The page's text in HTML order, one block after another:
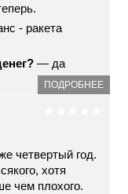
- ракета
— да
ПОДРОБНЕЕ
четвертый год.
хотя
чем плохого.